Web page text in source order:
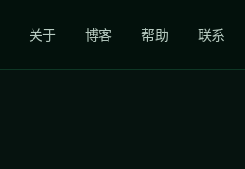
关于 博客 帮助 联系